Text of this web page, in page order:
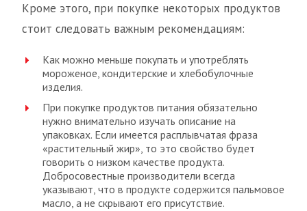
Кроме этого, при покупке некоторых продуктов
стоит следовать важным рекомендациям:
Как можно меньше покупать и употреблять
мороженое, кондитерские и хлебобулочные
изделия.
При покупке продуктов питания обязательно
нужно внимательно изучать описание на
упаковках. Если имеется расплывчатая фраза
«растительный жир», то это свойство будет
говорить о низком качестве продукта.
Добросовестные производители всегда
указывают, что в продукте содержится пальмовое
масло, а не скрывают его присутствие.